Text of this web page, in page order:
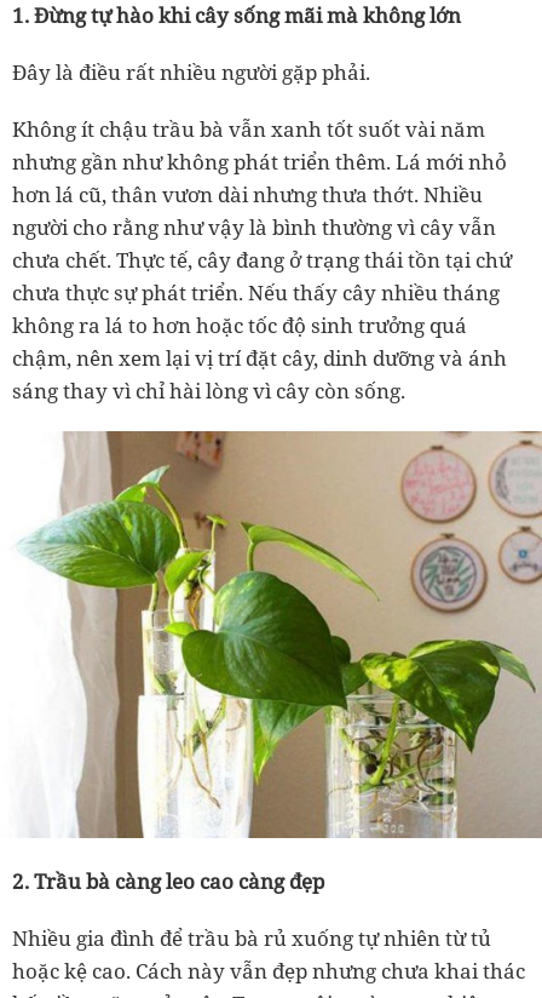
1. Đừng tự hào khi cây sống mãi mà không lớn
Đây là điều rất nhiều người gặp phải.
Không ít chậu trầu bà vẫn xanh tốt suốt vài năm
nhưng gần như không phát triển thêm. Lá mới nhỏ
hơn lá cũ, thân vươn dài nhưng thưa thớt. Nhiều
người cho rằng như vậy là bình thường vì cây vẫn
chưa chết. Thực tế, cây đang ở trạng thái tồn tại chứ
chưa thực sự phát triển. Nếu thấy cây nhiều tháng
không ra lá to hơn hoặc tốc độ sinh trưởng quá
chậm, nên xem lại vị trí đặt cây, dinh dưỡng và ánh
sáng thay vì chỉ hài lòng vì cây còn sống.
2. Trầu bà càng leo cao càng đẹp
Nhiều gia đình để trầu bà rủ xuống tự nhiên từ tủ
hoặc kệ cao. Cách này vẫn đẹp nhưng chưa khai thác